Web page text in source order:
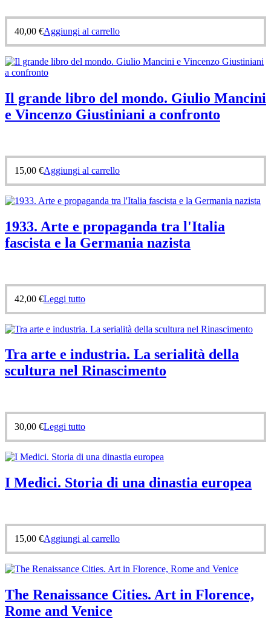
40,00 €Aggiungi al carrello
Il grande libro del mondo. Giulio Mancini
e Vincenzo Giustiniani a confronto
15,00 €Aggiungi al carrello
1933. Arte e propaganda tra l'Italia
fascista e la Germania nazista
42,00 €Leggi tutto
Tra arte e industria. La serialità della
scultura nel Rinascimento
30,00 €Leggi tutto
I Medici. Storia di una dinastia europea
15,00 €Aggiungi al carrello
The Renaissance Cities. Art in Florence,
Rome and Venice